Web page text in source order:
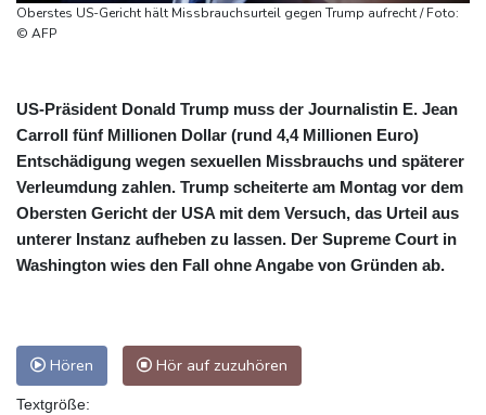
Oberstes US-Gericht hält Missbrauchsurteil gegen Trump aufrecht / Foto:
© AFP
US-Präsident Donald Trump muss der Journalistin E. Jean
Carroll fünf Millionen Dollar (rund 4,4 Millionen Euro)
Entschädigung wegen sexuellen Missbrauchs und späterer
Verleumdung zahlen. Trump scheiterte am Montag vor dem
Obersten Gericht der USA mit dem Versuch, das Urteil aus
unterer Instanz aufheben zu lassen. Der Supreme Court in
Washington wies den Fall ohne Angabe von Gründen ab.
Hören Hör auf zuzuhören
Textgröße: